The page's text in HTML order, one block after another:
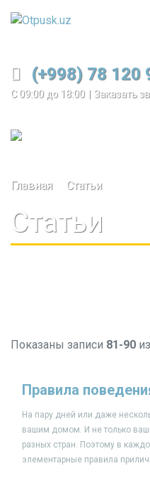
(+998) 78 120
С 09:00 до 18:00 | Заказать
Главная Статьи
Статьи
Показаны записи 81-90 из
Правила
На пару дней или даже
вашим домом. И не только
разных стран. Поэтому в
элементарные правила